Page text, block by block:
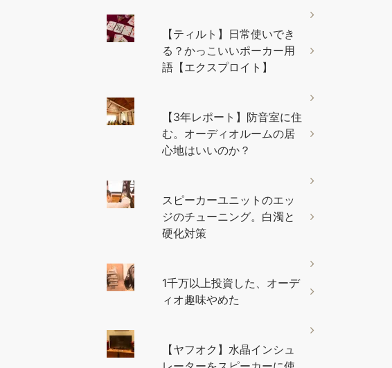
【ティルト】日常使いでき
る？かっこいいポーカー用
語【エクスプロイト】
【3年レポート】防音室に住
む。オーディオルームの居
心地はいいのか？
スピーカーユニットのエッ
ジのチューニング。白濁と
硬化対策
1千万以上投資した、オーデ
ィオ趣味やめた
【ヤフオク】水晶インシュ